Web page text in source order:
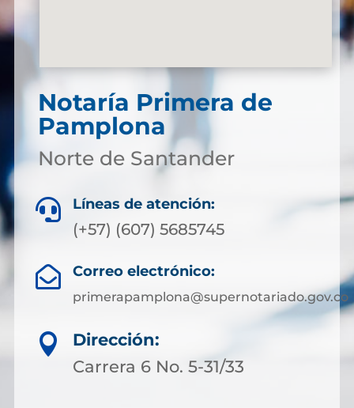
Notaría Primera de
Pamplona
Norte de Santander
 Líneas de atención:
(+57) (607) 5685745
 Correo electrónico:
primerapamplona@supernotariado.gov.co

Dirección:
Carrera 6 No. 5-31/33